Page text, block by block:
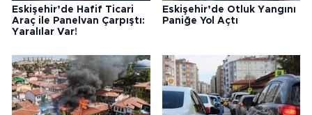
Eskişehir’de Hafif Ticari
Araç ile Panelvan Çarpıştı:
Yaralılar Var!
Eskişehir’de Otluk Yangını
Paniğe Yol Açtı